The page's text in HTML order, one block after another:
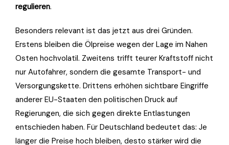
regulieren.
Besonders relevant ist das jetzt aus drei Gründen.
Erstens bleiben die Ölpreise wegen der Lage im Nahen
Osten hochvolatil. Zweitens trifft teurer Kraftstoff nicht
nur Autofahrer, sondern die gesamte Transport- und
Versorgungskette. Drittens erhöhen sichtbare Eingriffe
anderer EU-Staaten den politischen Druck auf
Regierungen, die sich gegen direkte Entlastungen
entschieden haben. Für Deutschland bedeutet das: Je
länger die Preise hoch bleiben, desto stärker wird die